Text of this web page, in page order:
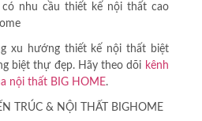
có nhu cầu thiết kế nội thất cao
xu hướng thiết kế nội thất biệt
biệt thự đẹp. Hãy theo dõi kênh
nội thất BIG HOME.
N TRÚC & NỘI THẤT BIGHOME